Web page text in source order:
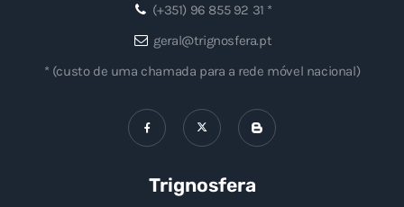
(+351) 96 855 92 31 *
geral@trignosfera.pt
* (custo de uma chamada para a rede móvel nacional)
Trignosfera